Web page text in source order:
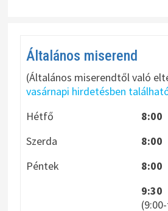
Általános miserend
(Általános miserendtől való
vasárnapi hirdetésben
Hétfő
8:00
Szerda
8:00
Péntek
8:00
9:30